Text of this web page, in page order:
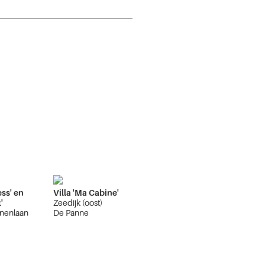
en
Villa 'Ma Cabine'
Zeedijk (oost)
De Panne